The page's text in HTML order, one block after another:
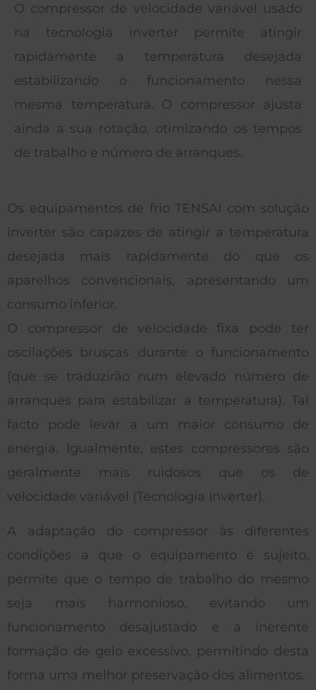
O compressor de velocidade variável usado
na tecnologia inverter permite atingir
rapidamente a temperatura desejada
estabilizando o funcionamento nessa
mesma temperatura. O compressor ajusta
ainda a sua rotação, otimizando os tempos
de trabalho e número de arranques.
Os equipamentos de frio TENSAI com solução
inverter são capazes de atingir a temperatura
desejada mais rapidamente do que os
aparelhos convencionais, apresentando um
consumo inferior.
O compressor de velocidade fixa pode ter
oscilações bruscas durante o funcionamento
(que se traduzirão num elevado número de
arranques para estabilizar a temperatura). Tal
facto pode levar a um maior consumo de
energia. Igualmente, estes compressores são
geralmente mais ruidosos que os de
velocidade variável (Tecnologia Inverter).
A adaptação do compressor às diferentes
condições a que o equipamento é sujeito,
permite que o tempo de trabalho do mesmo
seja mais harmonioso, evitando um
funcionamento desajustado e a inerente
formação de gelo excessivo, permitindo desta
forma uma melhor preservação dos alimentos.